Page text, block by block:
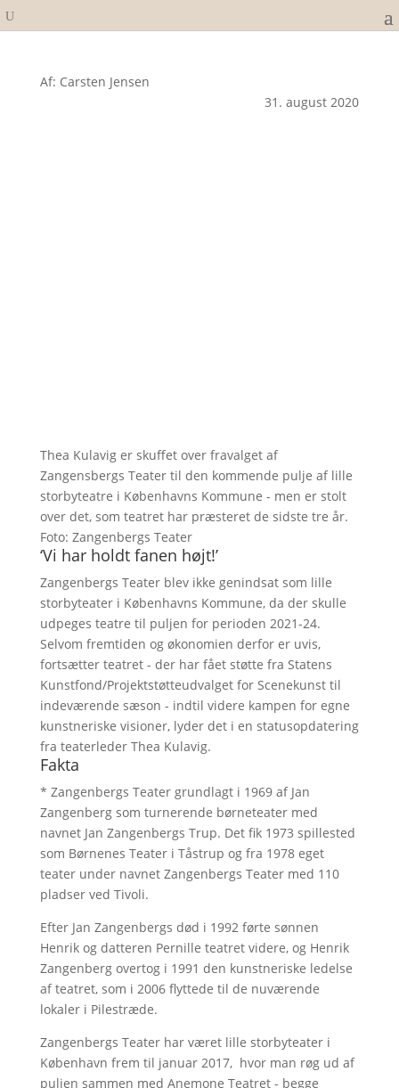
Af: Carsten Jensen
31. august 2020
Thea Kulavig er skuffet over fravalget af
Zangensbergs Teater til den kommende pulje af lille
storbyteatre i Københavns Kommune - men er stolt
over det, som teatret har præsteret de sidste tre år.
Foto: Zangenbergs Teater
‘Vi har holdt fanen højt!’
Zangenbergs Teater blev ikke genindsat som lille
storbyteater i Københavns Kommune, da der skulle
udpeges teatre til puljen for perioden 2021-24.
Selvom fremtiden og økonomien derfor er uvis,
fortsætter teatret - der har fået støtte fra Statens
Kunstfond/Projektstøtteudvalget for Scenekunst til
indeværende sæson - indtil videre kampen for egne
kunstneriske visioner, lyder det i en statusopdatering
fra teaterleder Thea Kulavig.
Fakta
* Zangenbergs Teater grundlagt i 1969 af Jan
Zangenberg som turnerende børneteater med
navnet Jan Zangenbergs Trup. Det fik 1973 spillested
som Børnenes Teater i Tåstrup og fra 1978 eget
teater under navnet Zangenbergs Teater med 110
pladser ved Tivoli.
Efter Jan Zangenbergs død i 1992 førte sønnen
Henrik og datteren Pernille teatret videre, og Henrik
Zangenberg overtog i 1991 den kunstneriske ledelse
af teatret, som i 2006 flyttede til de nuværende
lokaler i Pilestræde.
Zangenbergs Teater har været lille storbyteater i
København frem til januar 2017, hvor man røg ud af
puljen sammen med Anemone Teatret - begge